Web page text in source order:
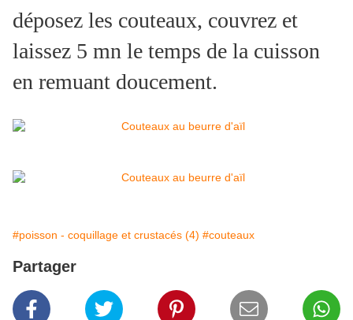
déposez les couteaux, couvrez et
laissez 5 mn le temps de la cuisson
en remuant doucement.
#poisson - coquillage et crustacés (4) #couteaux
Partager